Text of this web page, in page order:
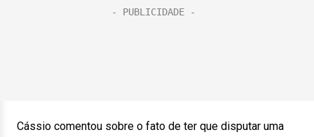
Cássio comentou sobre o fato de ter que disputar uma